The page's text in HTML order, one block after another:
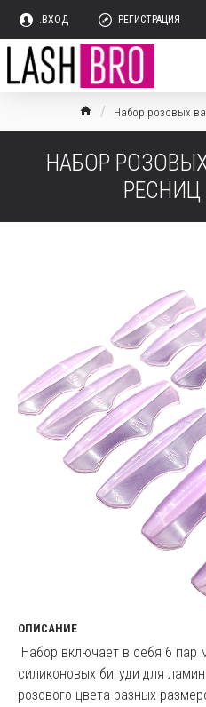
.ВХОД РЕГИСТРАЦИЯ
Набор розовых
НАБОР
РЕСНИЦ
ОПИСАНИЕ
Набор включает в себя 6 пар
силиконовых бигуди для
розового цвета разных